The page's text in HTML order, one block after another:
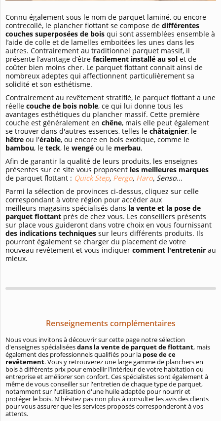
Connu également sous le nom de parquet laminé, ou encore
contrecollé, le plancher flottant se compose de différentes
couches superposées de bois qui sont assemblées ensemble à
l’aide de colle et de lamelles emboitées les unes dans les
autres. Contrairement au traditionnel parquet massif, il
présente l’avantage d’être facilement installé au sol et de
coûter bien moins cher. Le parquet flottant connait ainsi de
nombreux adeptes qui affectionnent particulièrement sa
solidité et son esthétisme.
Contrairement au revêtement stratifié, le parquet flottant a une
réelle couche de bois noble, ce qui lui donne tous les
avantages esthétiques du plancher massif. Cette première
couche est généralement en chêne, mais elle peut également
se trouver dans d'autres essences, telles le châtaignier, le
hêtre ou l'érable, ou encore en bois exotique, comme le
bambou, le teck, le wengé ou le merbau.
Afin de garantir la qualité de leurs produits, les enseignes
présentes sur ce site vous proposent les meilleures marques
de parquet flottant : Quick Step, Pergo, Haro, Senso...
Parmi la sélection de provinces ci-dessus, cliquez sur celle
correspondant à votre région pour accéder aux
meilleurs magasins spécialisés dans la vente et la pose de
parquet flottant près de chez vous. Les conseillers présents
sur place vous guideront dans votre choix en vous fournissant
des indications techniques sur leurs différents produits. Ils
pourront également se charger du placement de votre
nouveau revêtement et vous indiquer comment l'entretenir au
mieux.
Renseignements complémentaires
Nous vous invitons à découvrir sur cette page notre sélection
d'enseignes spécialiséesdans la vente de parquet de flottant, mais
également des professionnels qualifiés pour la pose de ce
revêtement. Vous y retrouverez une large gamme de planchers en
bois à différents prix pour embellir l'intérieur de votre habitation ou
entreprise et améliorer son confort. Ces spécialistes sont également à
même de vous conseiller sur l'entretien de chaque type de parquet,
notamment sur l'utilisation d'une huile adaptée pour nourrir et
protéger le bois. N'hésitez pas non plus à consulter les avis des clients
pour vous assurer que les services proposés corresponderont à vos
attents.